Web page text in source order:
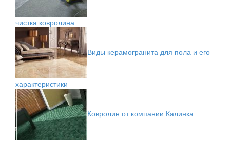
чистка ковролина
Виды керамогранита для пола и его
характеристики
Ковролин от компании Калинка